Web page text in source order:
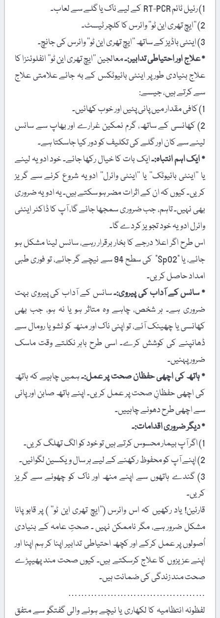
1) رئیل ٹائم RT-PCR کے لیے ناک یا گلے سے لعاب۔
2) ’’ایچ تھری این ٹو‘‘ وائرس کا کلچر ٹیسٹ۔
3) اینٹی باڈیز کے ساتھ ’’ایچ تھری این ٹو‘‘ وائرس کی جانچ۔
٭ علاج اور احتیاطی تدابیر:۔معالجین ’’ایچ تھری این ٹو‘‘ انفلوئنزا کا
علاج بنیادی طور پر اینٹی بائیوٹکس کے بہ جائے علامتی علاج
سے کرتے ہیں، جیسے:
1) کافی مقدار میں پانی پئیں اور خوب کھائیں۔
2) کھانسی کے ساتھ، گرم نمکین غرارے اور بھاپ سے سانس
لینے سے کان اور گلے کی تکلیف کو دور کیا جاسکتا ہے۔
٭ ایک اہم انتباہ:۔ایک بات کا خیال رکھا جائے۔ خود ادویہ لینے
یا ’’اینٹی بائیوٹک‘‘ یا ’’اینٹی وائرل‘‘ ادویہ شروع کرنے سے گریز
کریں۔ کیوں کہ ان کے اثرات مضر ہو سکتے ہیں۔ یہ ادویہ ضروری
بھی نہیں۔ تاہم، جب ضروری سمجھا جائے گا، آپ کا ڈاکٹر اینٹی
وائرل ادویہ خود تجویز کردے گا۔
اس طرح اگر اعلا درجے کا بخار برقرار رہے، سانس لینا مشکل ہو
جائے، یا "SpO2” کی سطح 94 سے نیچے گر جائے، تو فوری طبی
امداد حاصل کریں۔
٭ سانس کے آداب کی پیروی:۔سانس کے آداب کی پیروی بہت
ضروری ہے۔ ہر شخص، چاہے وہ متاثر ہو یا نہ ہو، جب بھی
کھانسی یا چھینک آئے، تو اپنی ناک اور منھ کو ٹشو یا رومال سے
ڈھانپنے کی کوشش کرے۔ اسی طرح باہر نکلتے وقت ماسک
ضرور پہنیں۔
٭ ہاتھ کی اچھی حفظان صحت پر عمل:۔ہمیں چاہیے کہ ہاتھ
کی اچھی حفظانِ صحت پر عمل کریں۔ اپنے ہاتھ صابن اور پانی
سے اچھی طرح دھونے چاہییں۔
٭ دیگر ضروری اقدامات:۔
1) اگر آپ بیمار محسوس کرتے ہیں تو خود کو الگ تھلگ کریں۔
2) اپنے آپ کو محفوظ رکھنے کے لیے ہر سال ویکسین لگوائیں۔
3) گندے ہاتھوں سے اپنے منھ اور ناک کو چھونے سے گریز
کریں۔
قارئین! یاد رکھیں کہ اس وائرس (’’ایچ تھری این ٹو‘‘ ) پر قابو پانا
مشکل ضرور ہے، مگر ناممکن نہیں ۔ صحتِ عامہ کے بنیادی
اُصولوں پر عمل کرکے اور کچھ احتیاطی تدابیر اپنا کر ہم اپنا اور
اپنے عزیزوں کا علاج کرسکتے ہیں۔ کیوں صحت مند پھیپڑے
صحت مند زندگی کی ضمانت ہیں۔
……………………………………
لفظونہ انتظامیہ کا لکھاری یا نیچے ہونے والی گفتگو سے متفق